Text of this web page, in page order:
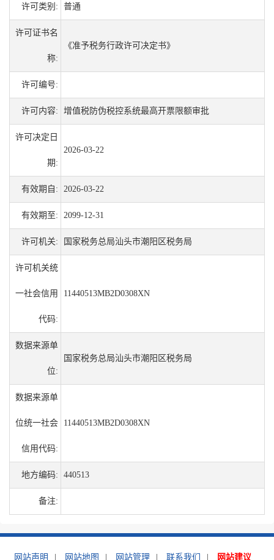
许可类别: 普通
许可证书名
称:
《准予税务行政许可决定书》
许可编号:
许可内容: 增值税防伪税控系统最高开票限额审批
许可决定日
期:
2026-03-22
有效期自: 2026-03-22
有效期至: 2099-12-31
许可机关: 国家税务总局汕头市潮阳区税务局
许可机关统
一社会信用
代码:
11440513MB2D0308XN
数据来源单
位:
国家税务总局汕头市潮阳区税务局
数据来源单
位统一社会
信用代码:
11440513MB2D0308XN
地方编码: 440513
备注:
网站声明 网站地图 网站管理 联系我们 网站建议